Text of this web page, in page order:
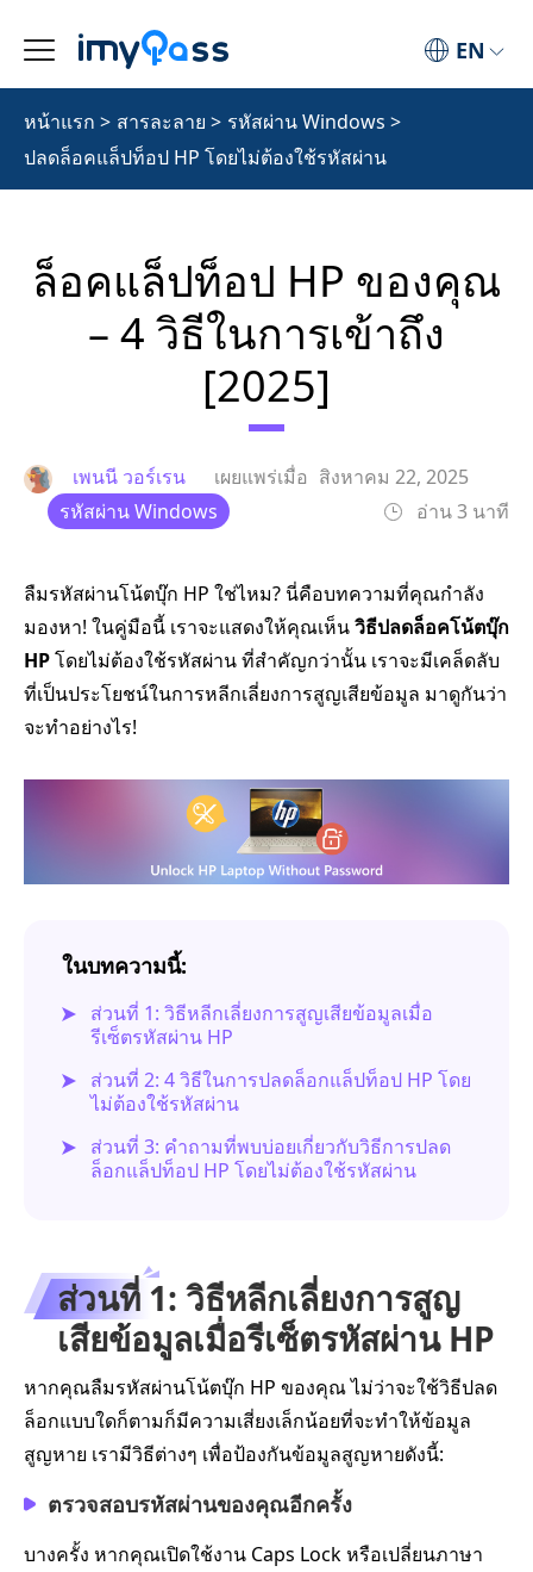
EN
หน้าแรก > สารละลาย > รหัสผ่าน Windows >
ปลดล็อคแล็ปท็อป HP โดยไม่ต้องใช้รหัสผ่าน
ล็อคแล็ปท็อป HP ของคุณ
– 4 วิธีในการเข้าถึง
[2025]
เพนนี วอร์เรน เผยแพร่เมื่อ สิงหาคม 22, 2025
รหัสผ่าน Windows
อ่าน 3 นาที
ลืมรหัสผ่านโน้ตบุ๊ก HP ใช่ไหม? นี่คือบทความที่คุณกำลัง
มองหา! ในคู่มือนี้ เราจะแสดงให้คุณเห็นวิธีปลดล็อคโน้ตบุ๊ก
HPโดยไม่ต้องใช้รหัสผ่าน ที่สำคัญกว่านั้น เราจะมีเคล็ดลับ
ที่เป็นประโยชน์ในการหลีกเลี่ยงการสูญเสียข้อมูล มาดูกันว่า
จะทำอย่างไร!
ในบทความนี้:
ส่วนที่ 1: วิธีหลีกเลี่ยงการสูญเสียข้อมูลเมื่อ
รีเซ็ตรหัสผ่าน HP
ส่วนที่ 2: 4 วิธีในการปลดล็อกแล็ปท็อป HP โดย
ไม่ต้องใช้รหัสผ่าน
ส่วนที่ 3: คำถามที่พบบ่อยเกี่ยวกับวิธีการปลด
ล็อกแล็ปท็อป HP โดยไม่ต้องใช้รหัสผ่าน
ส่วนที่ 1: วิธีหลีกเลี่ยงการสูญ
เสียข้อมูลเมื่อรีเซ็ตรหัสผ่าน HP
หากคุณลืมรหัสผ่านโน้ตบุ๊ก HP ของคุณ ไม่ว่าจะใช้วิธีปลด
ล็อกแบบใดก็ตามก็มีความเสี่ยงเล็กน้อยที่จะทำให้ข้อมูล
สูญหาย เรามีวิธีต่างๆ เพื่อป้องกันข้อมูลสูญหายดังนี้:
ตรวจสอบรหัสผ่านของคุณอีกครั้ง
บางครั้ง หากคุณเปิดใช้งาน Caps Lock หรือเปลี่ยนภาษา